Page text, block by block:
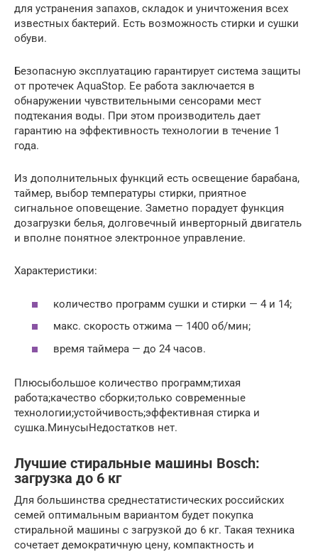
для устранения запахов, складок и уничтожения всех
известных бактерий. Есть возможность стирки и сушки
обуви.
Безопасную эксплуатацию гарантирует система защиты
от протечек AquaStop. Ее работа заключается в
обнаружении чувствительными сенсорами мест
подтекания воды. При этом производитель дает
гарантию на эффективность технологии в течение 1
года.
Из дополнительных функций есть освещение барабана,
таймер, выбор температуры стирки, приятное
сигнальное оповещение. Заметно порадует функция
дозагрузки белья, долговечный инверторный двигатель
и вполне понятное электронное управление.
Характеристики:
количество программ сушки и стирки — 4 и 14;
макс. скорость отжима — 1400 об/мин;
время таймера — до 24 часов.
Плюсыбольшое количество программ;тихая
работа;качество сборки;только современные
технологии;устойчивость;эффективная стирка и
сушка.МинусыНедостатков нет.
Лучшие стиральные машины Bosch:
загрузка до 6 кг
Для большинства среднестатистических российских
семей оптимальным вариантом будет покупка
стиральной машины с загрузкой до 6 кг. Такая техника
сочетает демократичную цену, компактность и